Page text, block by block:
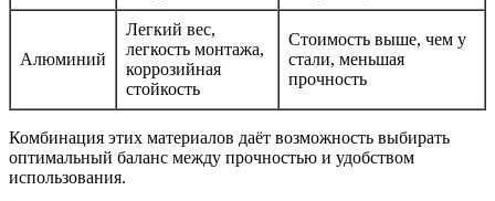
Алюминий
Легкий вес,
легкость монтажа,
коррозийная
стойкость
Стоимость выше, чем у
стали, меньшая
прочность
Комбинация этих материалов даёт возможность выбирать
оптимальный баланс между прочностью и удобством
использования.